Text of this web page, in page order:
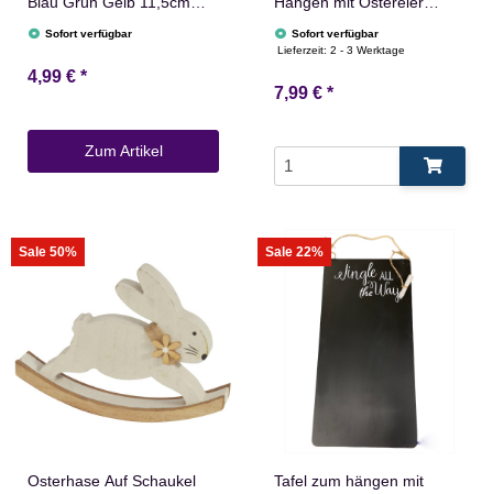
Kräutertopf Pflanztopf
Sofort verfügbar
4,99 € *
Zum Artikel
18cmSofort verfügbar
Lieferzeit:2 - 3 Werktage
7,99 € *
Sale 50%
Osterhase Auf Schaukel
Sale 22%
Tafel zum hängen mit